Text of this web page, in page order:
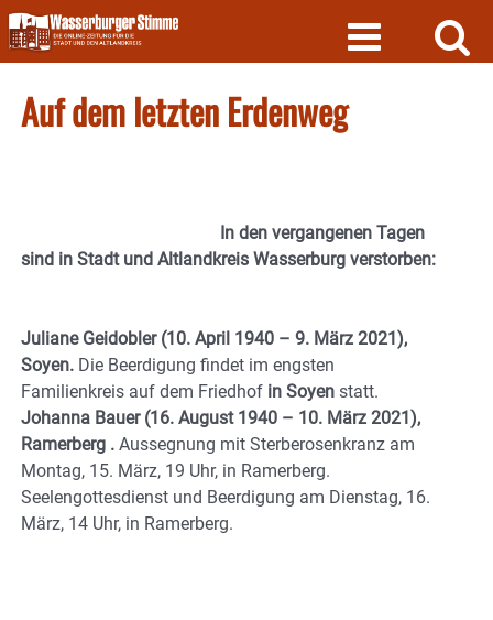
Skip
to
content
Auf dem letzten Erdenweg
In den vergangenen Tagen
sind in Stadt und Altlandkreis Wasserburg verstorben:
Juliane Geidobler (10. April 1940 – 9. März 2021),
Soyen. Die Beerdigung findet im engsten
Familienkreis auf dem Friedhof in Soyen statt.
Johanna Bauer (16. August 1940 – 10. März 2021),
Ramerberg . Aussegnung mit Sterberosenkranz am
Montag, 15. März, 19 Uhr, in Ramerberg.
Seelengottesdienst und Beerdigung am Dienstag, 16.
März, 14 Uhr, in Ramerberg.